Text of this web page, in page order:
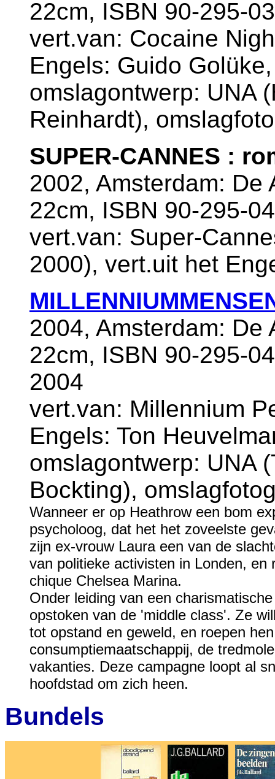
22cm, ISBN 90-295-
vert.van: Cocaine
Engels: Guido Golüke,
omslagontwerp: UNA
Reinhardt),
SUPER-CANNES :
2002, Amsterdam: De
22cm, ISBN 90-295-
vert.van: Super-
2000), vert.uit het
2004, Amsterdam: De
22cm, ISBN 90-295-
2004
vert.van: Millennium
Engels: Ton
omslagontwerp: UNA
Bockting),
Wanneer er op Heathrow een bom
psycholoog, dat het het zoveelste
zijn ex-vrouw Laura een van de
van politieke activisten in Londen,
chique Chelsea Marina.
Onder leiding van een
opstoken van de 'middle class'. Ze
tot opstand en geweld, en roepen
consumptiemaatschappij, de
vakanties. Deze campagne loopt al
hoofdstad om zich heen.
Bundels